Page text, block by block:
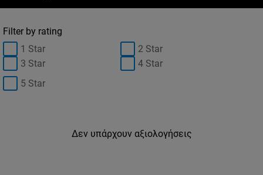
Filter by rating
1 Star
2 Star
3 Star
4 Star
5 Star
Δεν υπάρχουν αξιολογήσεις